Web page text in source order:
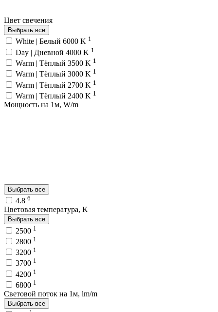
Цвет свечения
Выбрать все
White | Белый 6000 K 1
Day | Дневной 4000 K 1
Warm | Тёплый 3500 K 1
Warm | Тёплый 3000 K 1
Warm | Тёплый 2700 K 1
Warm | Тёплый 2400 K 1
Мощность на 1м, W/m
Выбрать все
4.8 6
Цветовая температура, K
Выбрать все
2500 1
2800 1
3200 1
3700 1
4200 1
6800 1
Световой поток на 1м, lm/m
Выбрать все